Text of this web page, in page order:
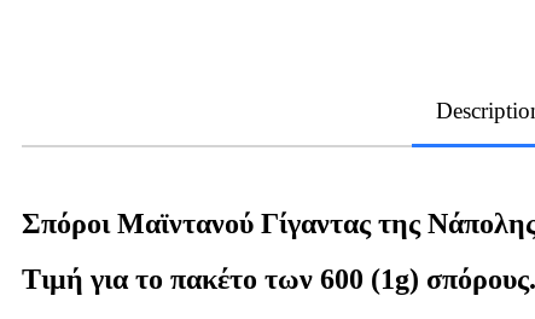
Σπόροι Μαϊντανού Γίγαντας της
Τιμή για το πακέτο των 600 (1g) σπόρους.